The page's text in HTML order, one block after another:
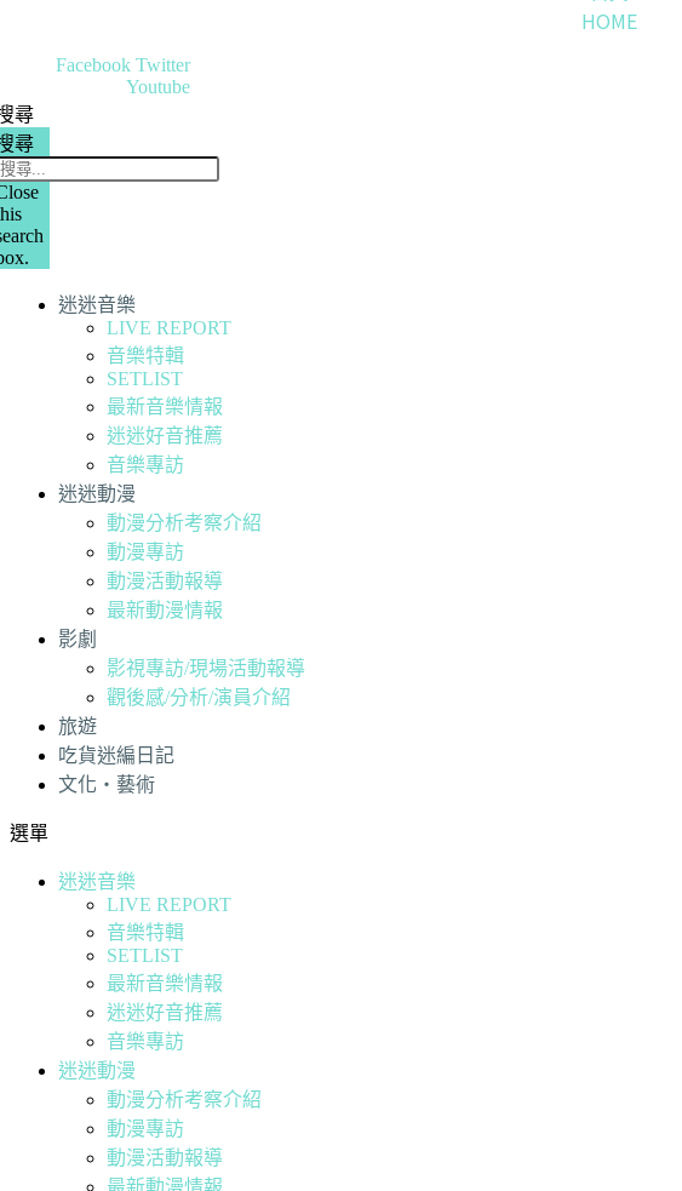
HOME
Facebook Twitter
Youtube
尋
尋
迷迷音樂
LIVE REPORT
音樂特輯
SETLIST
最新音樂情報
迷迷好音推薦
音樂專訪
迷迷動漫
動漫分析考察介紹
動漫專訪
動漫活動報導
最新動漫情報
影劇
影視專訪/現場活動報導
觀後感/分析/演員介紹
旅遊
吃貨迷編日記
文化・藝術
選單
迷迷音樂
LIVE REPORT
音樂特輯
SETLIST
最新音樂情報
迷迷好音推薦
音樂專訪
迷迷動漫
動漫分析考察介紹
動漫專訪
動漫活動報導
最新動漫情報